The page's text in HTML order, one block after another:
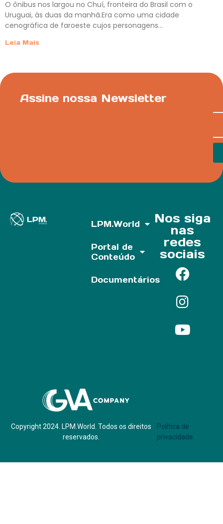
O ônibus nos largou no Chuí, fronteira do Brasil com o
Uruguai, às duas da manhã.Era como uma cidade
cenográfica de faroeste cujos personagens…
Leia Mais
Assine nossa Newsletter
LPM.World
Portal de
Conteúdo
Documentários
Nos siga
nas
redes
sociais
Copyright 2024. LPM.World. Todos os direitos
reservados.
Política de
privacidade.